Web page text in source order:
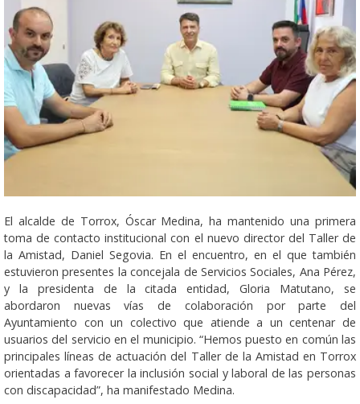
El alcalde de Torrox, Óscar Medina, ha mantenido una primera
toma de contacto institucional con el nuevo director del Taller de
la Amistad, Daniel Segovia. En el encuentro, en el que también
estuvieron presentes la concejala de Servicios Sociales, Ana Pérez,
y la presidenta de la citada entidad, Gloria Matutano, se
abordaron nuevas vías de colaboración por parte del
Ayuntamiento con un colectivo que atiende a un centenar de
usuarios del servicio en el municipio. “Hemos puesto en común las
principales líneas de actuación del Taller de la Amistad en Torrox
orientadas a favorecer la inclusión social y laboral de las personas
con discapacidad”, ha manifestado Medina.